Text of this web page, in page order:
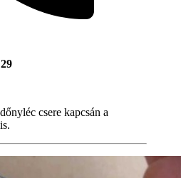
csere kapcsán a